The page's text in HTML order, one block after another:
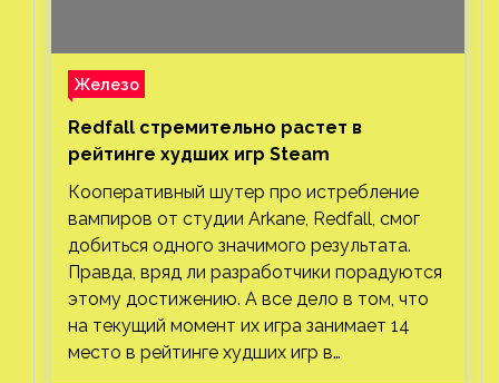
Железо
Redfall стремительно растет в
рейтинге худших игр Steam
Кооперативный шутер про истребление
вампиров от студии Arkane, Redfall, смог
добиться одного значимого результата.
Правда, вряд ли разработчики порадуются
этому достижению. А все дело в том, что
на текущий момент их игра занимает 14
место в рейтинге худших игр в…